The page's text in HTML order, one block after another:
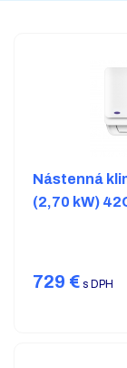
Nástenná
(2,70 kW)
729 € s DPH